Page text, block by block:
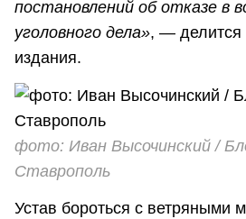
постановлений об отказе в
уголовного дела», — делится
издания.
фото: Иван Высочинский /
Ставрополь
Устав бороться с ветряными